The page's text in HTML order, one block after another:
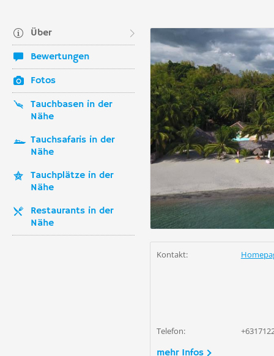
Über
Bewertungen
Fotos
Tauchbasen in der
Nähe
Tauchsafaris in der
Nähe
Tauchplätze in der
Nähe
Restaurants in der
Nähe
Kontakt:
Telefon:
mehr Infos